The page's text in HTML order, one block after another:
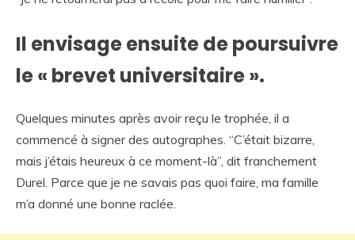
Il envisage ensuite de poursuivre
le « brevet universitaire ».
Quelques minutes après avoir reçu le trophée, il a
commencé à signer des autographes. “C’était bizarre,
mais j’étais heureux à ce moment-là”, dit franchement
Durel. Parce que je ne savais pas quoi faire, ma famille
m’a donné une bonne raclée.